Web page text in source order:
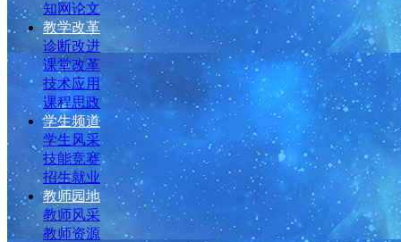
知网论文
教学改革
诊断改进
课堂改革
技术应用
课程思政
学生频道
学生风采
技能竞赛
招生就业
教师园地
教师风采
教师资源